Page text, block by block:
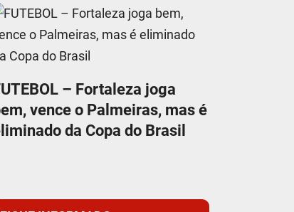
– Fortaleza joga
vence o Palmeiras, mas é
da Copa do Brasil